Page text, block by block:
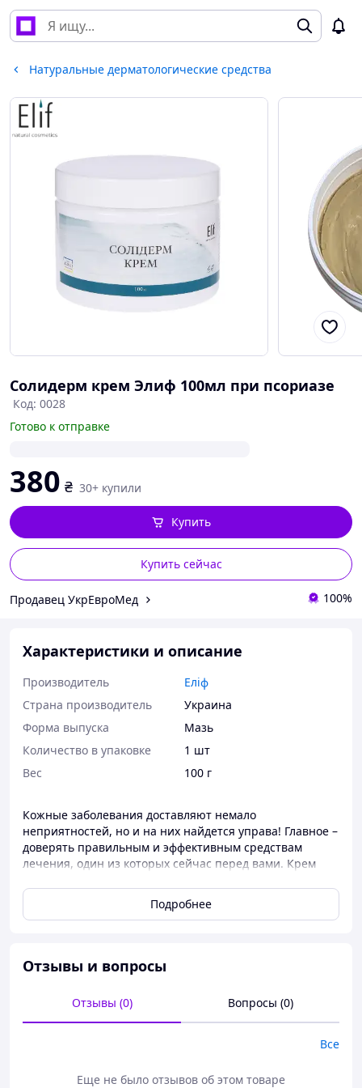
Натуральные дерматологические средства
Солидерм крем Элиф 100мл при псориазе
Код: 0028
Готово к отправке
380 ₴ 30+ купили
Купить сейчас
Купить
Продавец УкрЕвроМед 100%
Характеристики и описание
Производитель
Еліф
Страна производитель
Украина
Форма выпуска
Мазь
Количество в упаковке
1 шт
Вес
100 г
Кожные заболевания доставляют немало
неприятностей, но и на них найдется управа! Главное –
доверять правильным и эффективным средствам
лечения, один из которых сейчас перед вами. Крем
на основе солидола, предназначенный для устранения
причины и симптомов различных дерматологических
экземой, псориазом, кожной аллергией и т. п. В его
составе – только натуральные экологически чистые
противопоказаний (если только у вас не наблюдается
индивидуальной непереносимости какого-то
Состав: Солидол, эфирное масло мяты, рициновое
Подробнее
Отзывы и вопросы
Отзывы (0) Вопросы (0)
Все
Еще не было отзывов об этом товаре